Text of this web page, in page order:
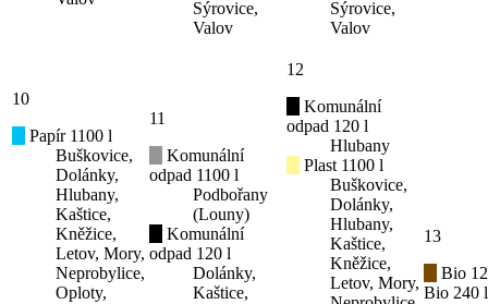
Sýrovice,
Valov
Sýrovice,
Valov
10
Papír 1100 l
Buškovice,
Dolánky,
Hlubany,
Kaštice,
Kněžice,
Letov, Mory,
Neprobylice,
Oploty,
11
Komunální
odpad 1100 l
Podbořany
(Louny)
Komunální
odpad 120 l
Dolánky,
Kaštice,
12
Komunální
odpad 120 l
Hlubany
Plast 1100 l
Buškovice,
Dolánky,
Hlubany,
Kaštice,
Kněžice,
Letov, Mory,
13
Bio
Bio 240 l